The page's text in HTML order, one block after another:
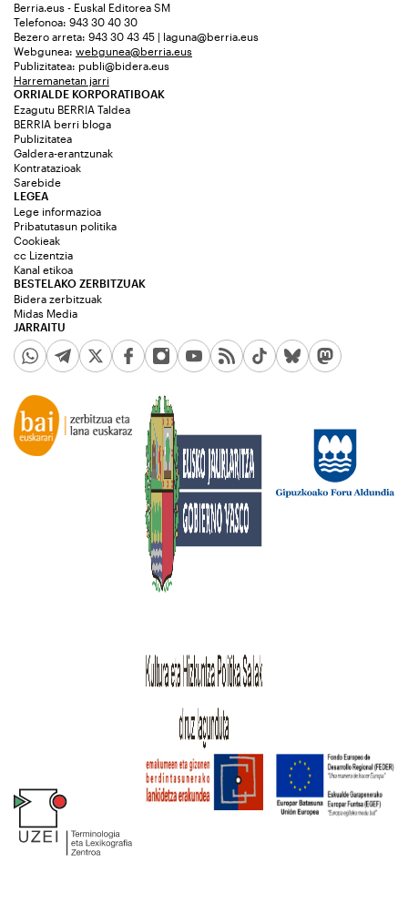
Berria.eus - Euskal Editorea SM
Telefonoa: 943 30 40 30
Bezero arreta: 943 30 43 45 | laguna@berria.eus
Webgunea: webgunea@berria.eus
Publizitatea: publi@bidera.eus
Harremanetan jarri
ORRIALDE KORPORATIBOAK
Ezagutu BERRIA Taldea
BERRIA berri bloga
Publizitatea
Galdera-erantzunak
Kontratazioak
Sarebide
JARRAITU
LEGEA
Lege informazioa
Pribatutasun politika
Cookieak
cc Lizentzia
Kanal etikoa
BESTELAKO ZERBITZUAK
Bidera zerbitzuak
Midas Media